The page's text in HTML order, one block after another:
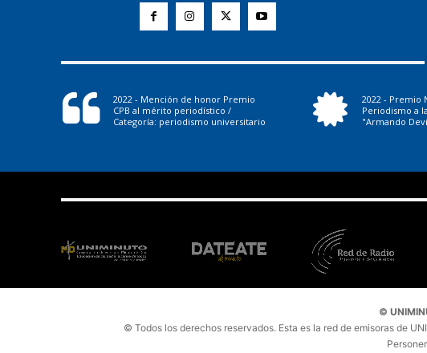
2022 - Mención de honor Premio
CPB al mérito periodístico /
Categoría: periodismo universitario
2022 - Premio
Periodismo a
"Armando
©
© Todos los derechos reservados. Esta es la red de emisoras de